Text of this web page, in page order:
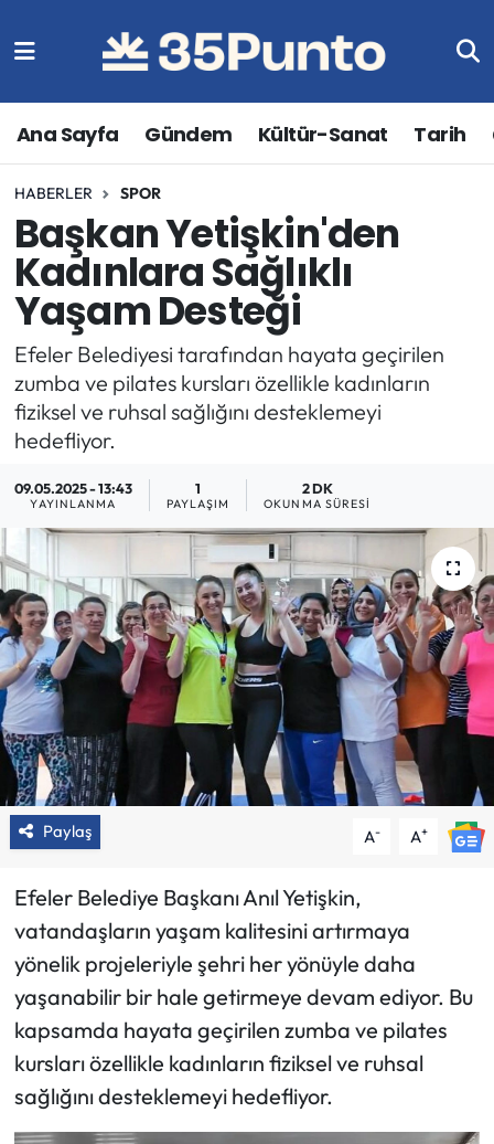
Ana Sayfa Gündem Kültür-Sanat Tarih
HABERLER SPOR
Başkan Yetişkin'den
Kadınlara Sağlıklı
Yaşam Desteği
Efeler Belediyesi tarafından hayata geçirilen
zumba ve pilates kursları özellikle kadınların
fiziksel ve ruhsal sağlığını desteklemeyi
hedefliyor.
09.05.2025 - 13:43
YAYINLANMA
1
PAYLAŞIM
2 DK
OKUNMA SÜRESI
Paylaş A- A+
Efeler Belediye Başkanı Anıl Yetişkin,
vatandaşların yaşam kalitesini artırmaya
yönelik projeleriyle şehri her yönüyle daha
yaşanabilir bir hale getirmeye devam ediyor. Bu
kapsamda hayata geçirilen zumba ve pilates
kursları özellikle kadınların fiziksel ve ruhsal
sağlığını desteklemeyi hedefliyor.